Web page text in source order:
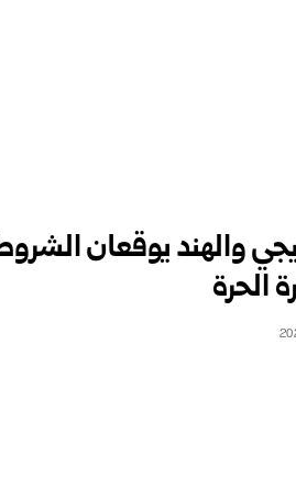
والهند يوقعان
الحرة